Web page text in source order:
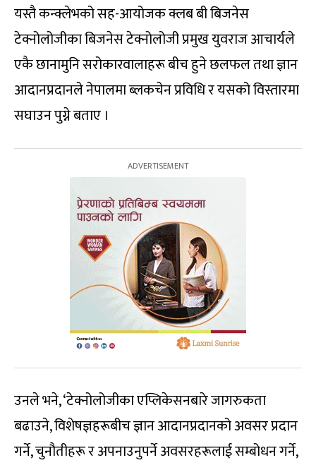
यस्तै कन्क्लेभको सह-आयोजक क्लब बी बिजनेस
टेक्नोलोजीका बिजनेस टेक्नोलोजी प्रमुख युवराज आचार्यले
एकै छानामुनि सरोकारवालाहरू बीच हुने छलफल तथा ज्ञान
आदानप्रदानले नेपालमा ब्लकचेन प्रविधि र यसको विस्तारमा
सघाउन पुग्ने बताए ।
उनले भने, ‘टेक्नोलोजीका एप्लिकेसनबारे जागरुकता
बढाउने, विशेषज्ञहरूबीच ज्ञान आदानप्रदानको अवसर प्रदान
गर्ने, चुनौतीहरू र अपनाउनुपर्ने अवसरहरूलाई सम्बोधन गर्ने,